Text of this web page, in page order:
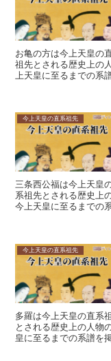
お亀の方は今上天皇の
祖先とされる歴史上の
上天皇に至るまでの系
今上天皇の直系祖先
三条西公福は今上天皇
系祖先とされる歴史上
今上天皇に至るまでの
今上天皇の直系祖先
多羅は今上天皇の直系
とされる歴史上の人物
皇に至るまでの系譜を